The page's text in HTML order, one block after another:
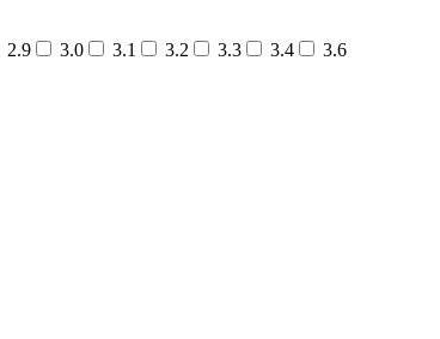
2.9 3.0 3.1 3.2 3.3 3.4 3.6